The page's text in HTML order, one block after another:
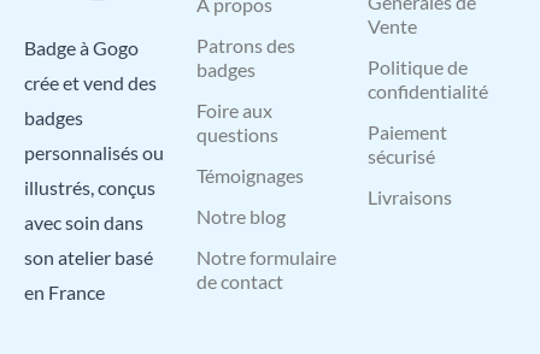
Badge à Gogo
crée et vend des
badges
personnalisés ou
illustrés, conçus
avec soin dans
son atelier basé
en France
Patrons des
badges
Foire aux
questions
Témoignages
Notre blog
Notre formulaire
de contact
Vente
Politique de
confidentialité
Paiement
sécurisé
Livraisons